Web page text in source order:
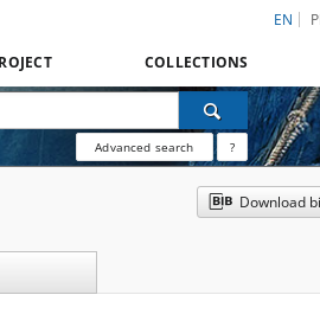
EN
COLLECTIONS
Advanced search ?
Download